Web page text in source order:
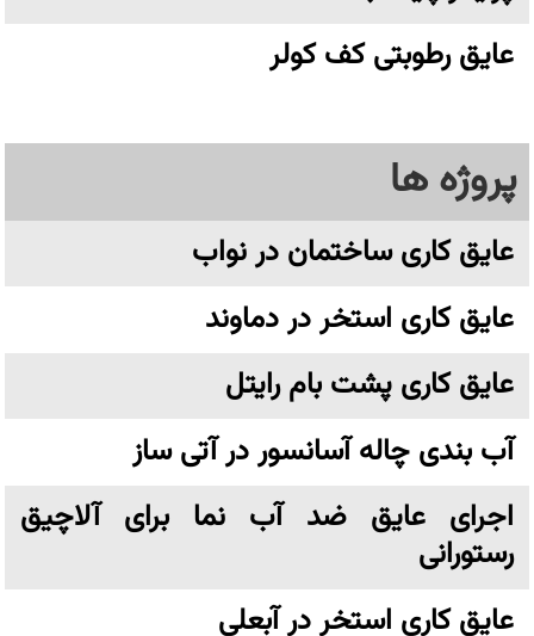
عایق رطوبتی کف کولر
پروژه ها
عایق کاری ساختمان در نواب
عایق کاری استخر در دماوند
عایق کاری پشت بام رایتل
آب بندی چاله آسانسور در آتی ساز
اجرای عایق ضد آب نما برای آلاچیق
رستورانی
عایق کاری استخر در آبعلی